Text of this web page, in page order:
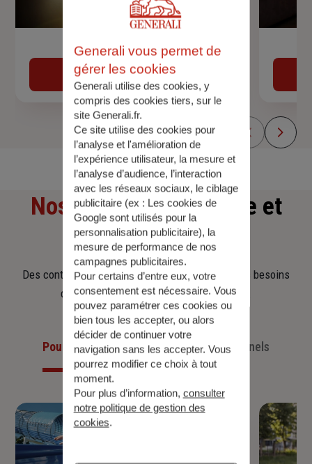
Devis assurance auto
Obtenir une estimation
Nos offresd'assurance et
d'épargne
Des contrats clairs et flexibles pour sécuriser vos besoins
d’aujourd’hui et anticiper ceux de demain.
Pour les particuliers Pour les professionnels
Generali vous permet de
gérer les cookies
Generali utilise des cookies, y
compris des cookies tiers, sur le
site Generali.fr.
Ce site utilise des cookies pour
l’analyse et l'amélioration de
l’expérience utilisateur, la mesure et
l’analyse d’audience, l’interaction
avec les réseaux sociaux, le ciblage
publicitaire (ex : Les cookies de
Google sont utilisés pour la
personnalisation publicitaire), la
mesure de performance de nos
campagnes publicitaires.
Pour certains d’entre eux, votre
consentement est nécessaire. Vous
pouvez paramétrer ces cookies ou
bien tous les accepter, ou alors
décider de continuer votre
navigation sans les accepter. Vous
pourrez modifier ce choix à tout
moment.
Pour plus d’information, consulter
notre politique de gestion des
cookies.